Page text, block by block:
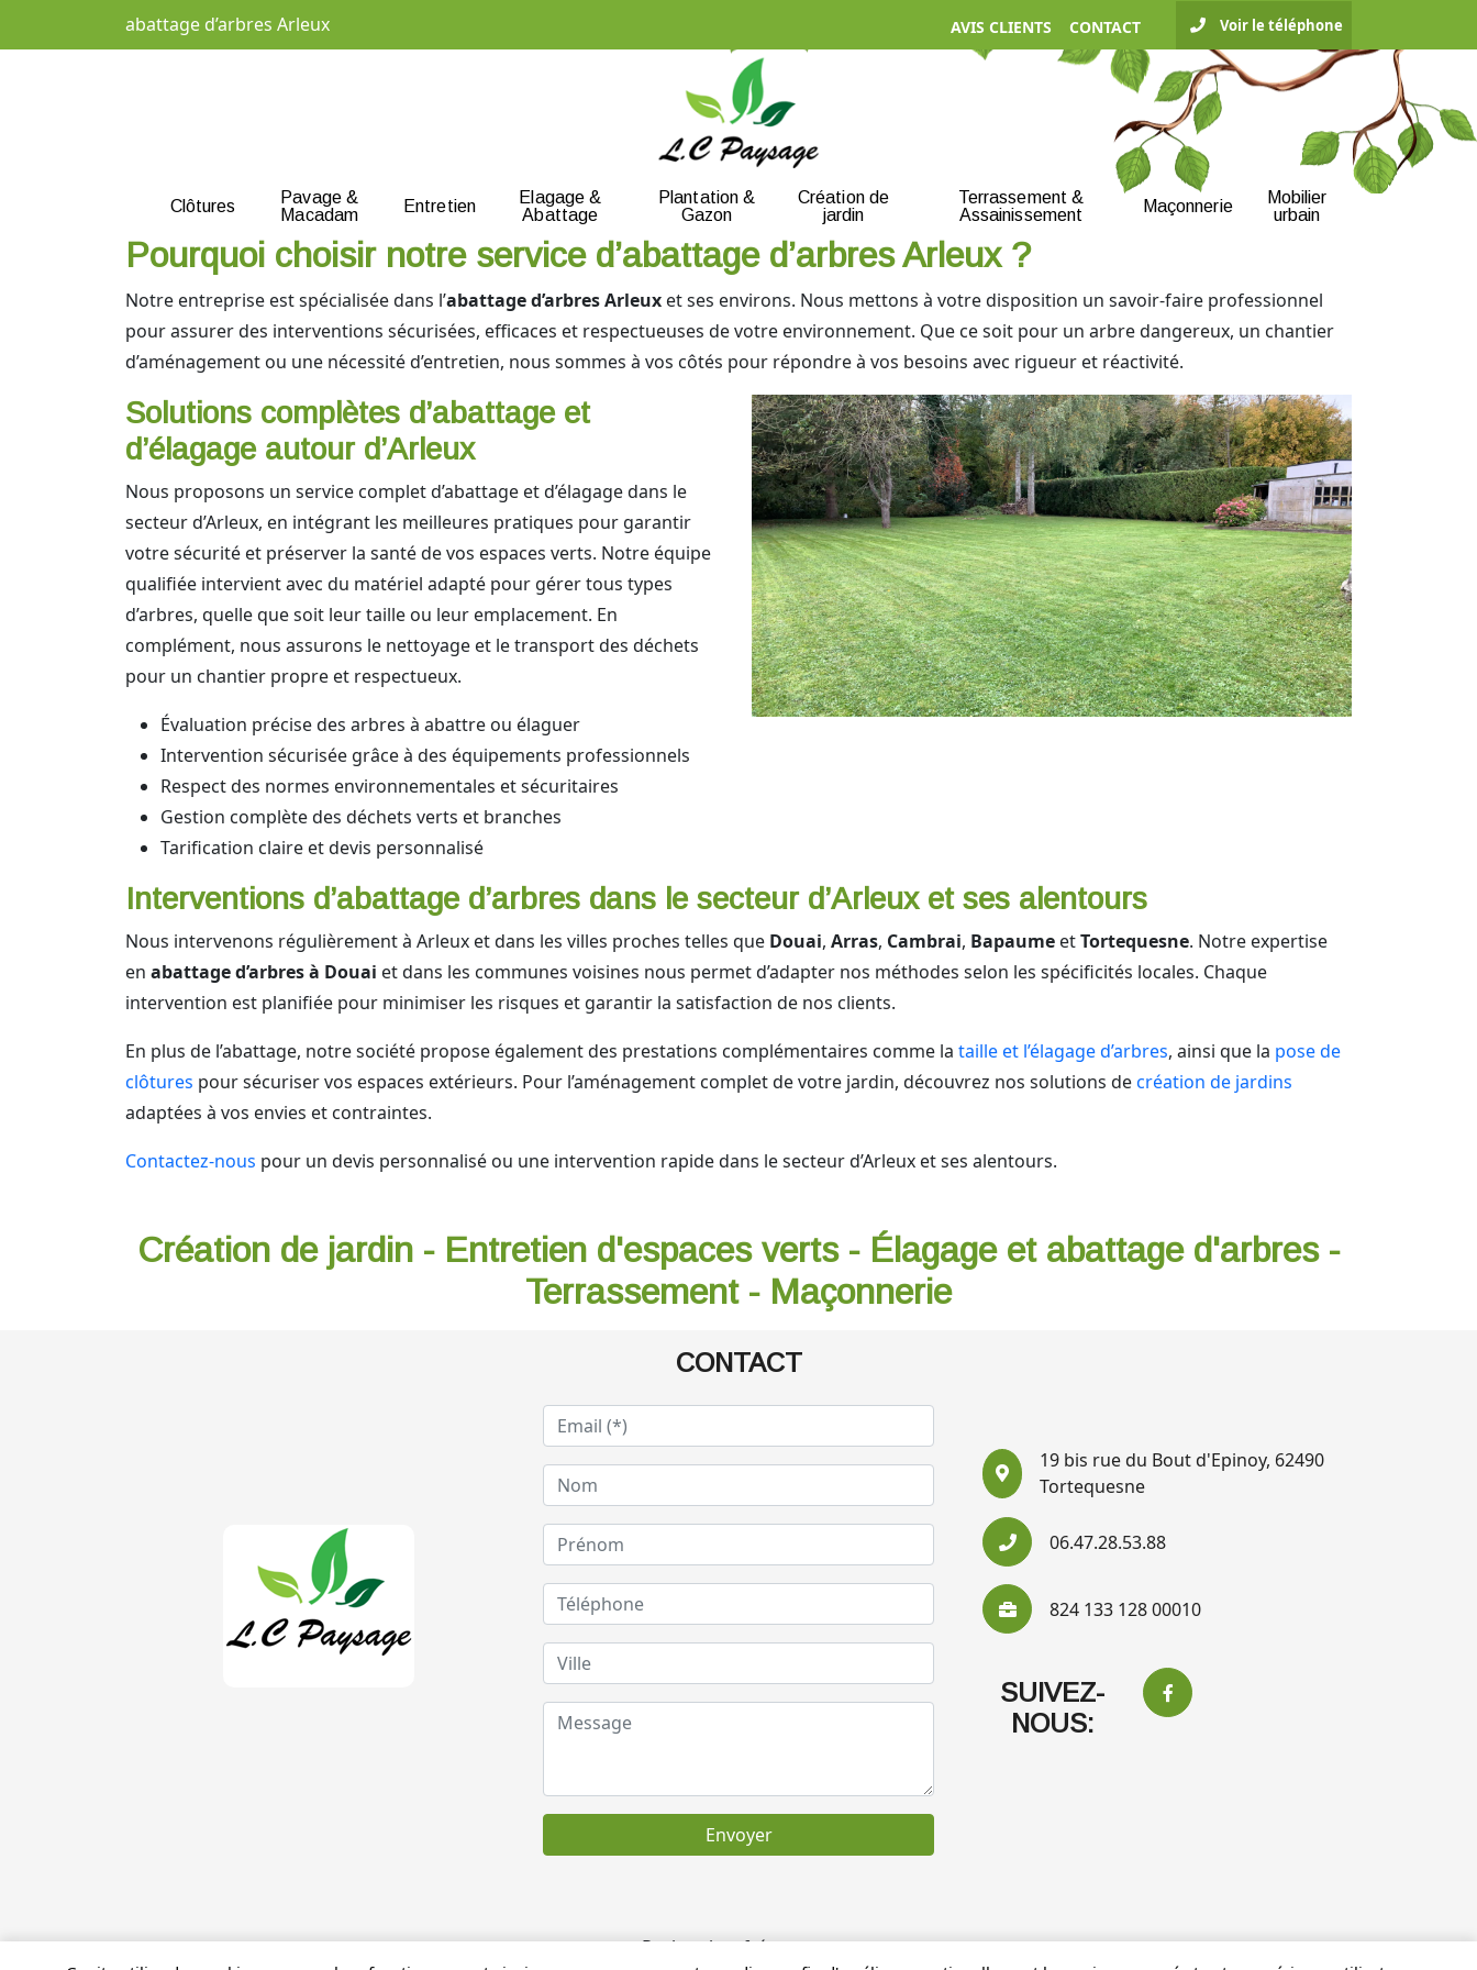
abattage d’arbres Arleux AVIS CLIENTS CONTACT Voir le téléphone
Clôtures
Pavage &
Macadam
Entretien
Elagage &
Abattage
Plantation &
Gazon
Création de
jardin
Terrassement &
Assainissement
Maçonnerie
Mobilier
urbain
Pourquoi choisir notre service d’abattage d’arbres Arleux ?
Notre entreprise est spécialisée dans l’abattage d’arbres Arleux et ses environs. Nous mettons à votre disposition un savoir-faire professionnel
pour assurer des interventions sécurisées, efficaces et respectueuses de votre environnement. Que ce soit pour un arbre dangereux, un chantier
d’aménagement ou une nécessité d’entretien, nous sommes à vos côtés pour répondre à vos besoins avec rigueur et réactivité.
Solutions complètes d’abattage et
d’élagage autour d’Arleux
Nous proposons un service complet d’abattage et d’élagage dans le
secteur d’Arleux, en intégrant les meilleures pratiques pour garantir
votre sécurité et préserver la santé de vos espaces verts. Notre équipe
qualifiée intervient avec du matériel adapté pour gérer tous types
d’arbres, quelle que soit leur taille ou leur emplacement. En
complément, nous assurons le nettoyage et le transport des déchets
pour un chantier propre et respectueux.
Évaluation précise des arbres à abattre ou élaguer
Intervention sécurisée grâce à des équipements professionnels
Respect des normes environnementales et sécuritaires
Gestion complète des déchets verts et branches
Tarification claire et devis personnalisé
Interventions d’abattage d’arbres dans le secteur d’Arleux et ses alentours
Nous intervenons régulièrement à Arleux et dans les villes proches telles que Douai, Arras, Cambrai, Bapaume etTortequesne. Notre expertise
en abattage d’arbres à Douai et dans les communes voisines nous permet d’adapter nos méthodes selon les spécificités locales. Chaque
intervention est planifiée pour minimiser les risques et garantir la satisfaction de nos clients.
En plus de l’abattage, notre société propose également des prestations complémentaires comme la taille et l’élagage d’arbres, ainsi que la pose de
clôtures pour sécuriser vos espaces extérieurs. Pour l’aménagement complet de votre jardin, découvrez nos solutions decréation de jardins
adaptées à vos envies et contraintes.
Contactez-nous pour un devis personnalisé ou une intervention rapide dans le secteur d’Arleux et ses alentours.
Création de jardin - Entretien d'espaces verts - Élagage et abattage d'arbres -
Terrassement - Maçonnerie
CONTACT
Envoyer
19 bis rue du Bout d'Epinoy, 62490
Tortequesne
06.47.28.53.88
824 133 128 00010
SUIVEZ-
NOUS:
Recherches fréquentes